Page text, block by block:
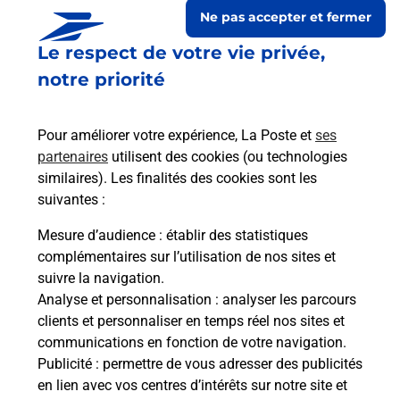
Le respect de votre vie privée,
notre priorité
Pour améliorer votre expérience, La Poste et ses
partenaires utilisent des cookies (ou technologies
similaires). Les finalités des cookies sont les
suivantes :
Mesure d’audience : établir des statistiques
complémentaires sur l’utilisation de nos sites et
suivre la navigation.
Analyse et personnalisation : analyser les parcours
clients et personnaliser en temps réel nos sites et
communications en fonction de votre navigation.
Publicité : permettre de vous adresser des publicités
en lien avec vos centres d’intérêts sur notre site et
Ne pas accepter et fermer
Collecte du courrier aujourd'hui à 08h30
Le Bourg
24290 Les Farges
Itinéraire
Le lien s'ouvre dans un nouvel onglet